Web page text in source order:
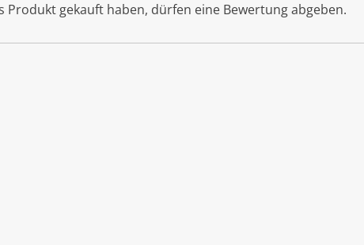
Produkt gekauft haben, dürfen eine Bewertung abgeben.